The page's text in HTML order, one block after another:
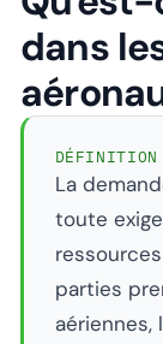
dans
DÉFINITION
La
toute
parties
aériennes,